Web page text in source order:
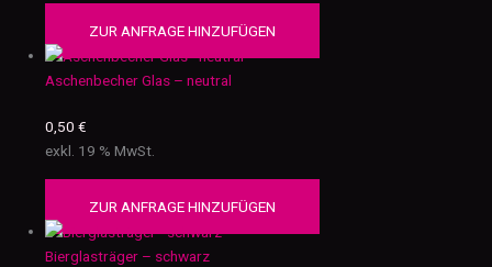
ZUR ANFRAGE HINZUFÜGEN
Aschenbecher Glas – neutral
0,50€
exkl. 19 % MwSt.
ZUR ANFRAGE HINZUFÜGEN
Bierglasträger – schwarz